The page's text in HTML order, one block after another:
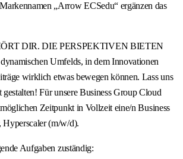
„Arrow ECSedu“ ergänzen das
DIR. DIE PERSPEKTIVEN BIETEN
Umfelds, in dem Innovationen
wirklich etwas bewegen können. Lass uns
Für unsere Business Group Cloud
Zeitpunkt in Vollzeit eine/n Business
Hyperscaler (m/w/d).
Aufgaben zuständig: